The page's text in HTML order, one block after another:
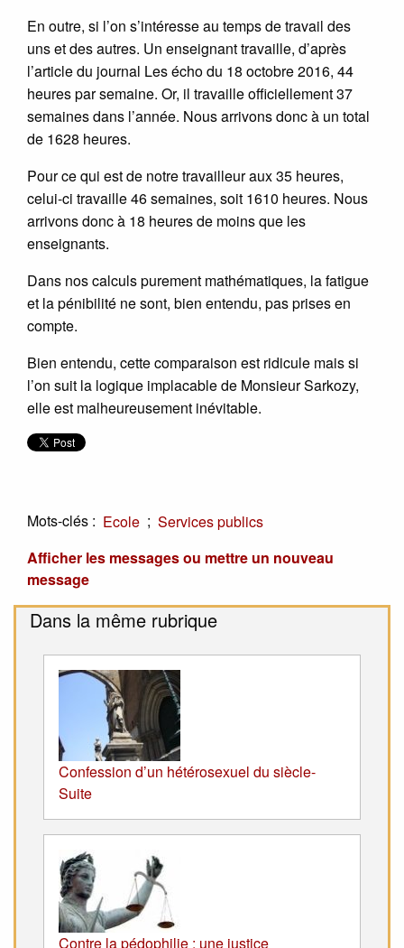
En outre, si l’on s’intéresse au temps de travail des
uns et des autres. Un enseignant travaille, d’après
l’article du journal Les écho du 18 octobre 2016, 44
heures par semaine. Or, il travaille officiellement 37
semaines dans l’année. Nous arrivons donc à un total
de 1628 heures.
Pour ce qui est de notre travailleur aux 35 heures,
celui-ci travaille 46 semaines, soit 1610 heures. Nous
arrivons donc à 18 heures de moins que les
enseignants.
Dans nos calculs purement mathématiques, la fatigue
et la pénibilité ne sont, bien entendu, pas prises en
compte.
Bien entendu, cette comparaison est ridicule mais si
l’on suit la logique implacable de Monsieur Sarkozy,
elle est malheureusement inévitable.
Mots-clés : Ecole ; Services publics
Afficher les messages ou mettre un nouveau
message
Dans la même rubrique
Confession d’un hétérosexuel du siècle-
Suite
Contre la pédophilie : une justice